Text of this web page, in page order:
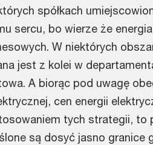
spółkach
sercu, bo wierze że
W niektórych
jest z kolei w
A biorąc pod uwagę
cen energii
tych strategii, to
są dosyć jasno granice